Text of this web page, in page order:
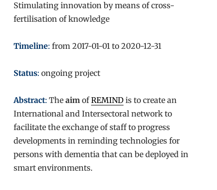
Stimulating innovation by means of cross-
fertilisation of knowledge
Timeline: from 2017-01-01 to 2020-12-31
Status: ongoing project
Abstract: The aim ofREMIND is to create an
International and Intersectoral network to
facilitate the exchange of staff to progress
developments in reminding technologies for
persons with dementia that can be deployed in
smart environments.